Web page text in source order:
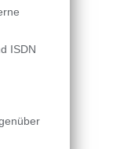
ISDN